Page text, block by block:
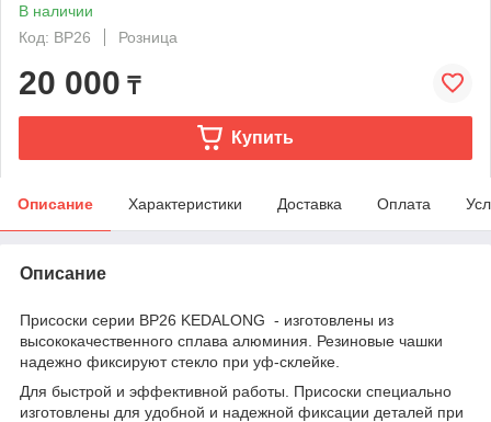
В наличии
Код: BP26
Розница
20 000 ₸
Купить
Описание Характеристики Доставка Оплата
Описание
Присоски серии BP26 KEDALONG - изготовлены из
высококачественного сплава алюминия. Резиновые чашки
надежно фиксируют стекло при уф-склейке.
Для быстрой и эффективной работы. Присоски специально
изготовлены для удобной и надежной фиксации деталей при